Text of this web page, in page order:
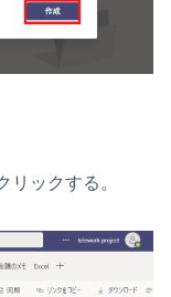
リックする。